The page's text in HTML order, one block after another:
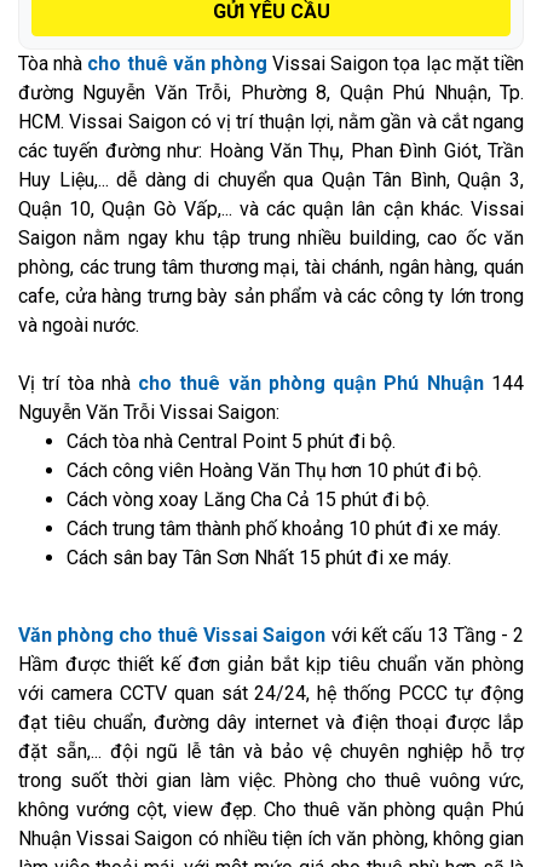
GỬI YÊU CẦU
Tòa nhà cho thuê văn phòng Vissai Saigon tọa lạc mặt tiền
đường Nguyễn Văn Trỗi, Phường 8, Quận Phú Nhuận, Tp.
HCM. Vissai Saigon có vị trí thuận lợi, nằm gần và cắt ngang
các tuyến đường như: Hoàng Văn Thụ, Phan Đình Giót, Trần
Huy Liệu,... dễ dàng di chuyển qua Quận Tân Bình, Quận 3,
Quận 10, Quận Gò Vấp,... và các quận lân cận khác. Vissai
Saigon nằm ngay khu tập trung nhiều building, cao ốc văn
phòng, các trung tâm thương mại, tài chánh, ngân hàng, quán
cafe, cửa hàng trưng bày sản phẩm và các công ty lớn trong
và ngoài nước.
Vị trí tòa nhà cho thuê văn phòng quận Phú Nhuận144
Nguyễn Văn Trỗi Vissai Saigon:
Cách tòa nhà Central Point 5 phút đi bộ.
Cách công viên Hoàng Văn Thụ hơn 10 phút đi bộ.
Cách vòng xoay Lăng Cha Cả 15 phút đi bộ.
Cách trung tâm thành phố khoảng 10 phút đi xe máy.
Cách sân bay Tân Sơn Nhất 15 phút đi xe máy.
Văn phòng cho thuê Vissai Saigon với kết cấu 13 Tầng - 2
Hầm được thiết kế đơn giản bắt kịp tiêu chuẩn văn phòng
với camera CCTV quan sát 24/24, hệ thống PCCC tự động
đạt tiêu chuẩn, đường dây internet và điện thoại được lắp
đặt sẵn,... đội ngũ lễ tân và bảo vệ chuyên nghiệp hỗ trợ
trong suốt thời gian làm việc. Phòng cho thuê vuông vức,
không vướng cột, view đẹp. Cho thuê văn phòng quận Phú
Nhuận Vissai Saigon có nhiều tiện ích văn phòng, không gian